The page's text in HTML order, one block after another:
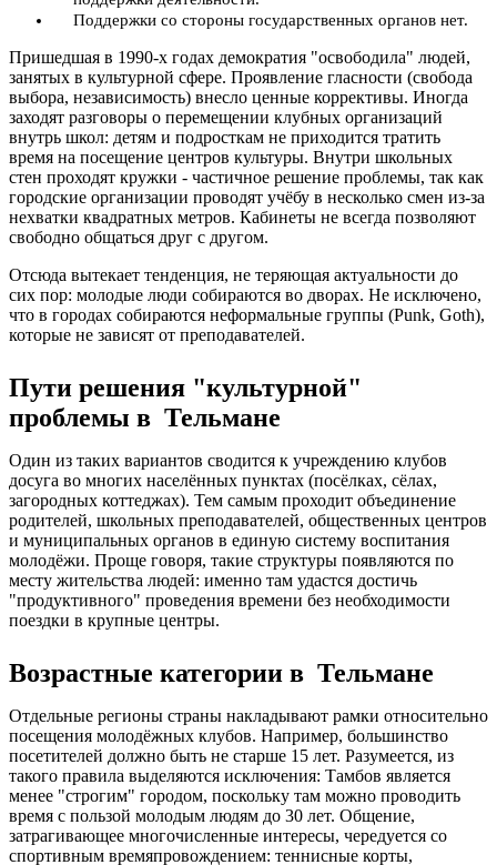
Поддержки со стороны государственных органов нет.
Пришедшая в 1990-х годах демократия "освободила" людей,
занятых в культурной сфере. Проявление гласности (свобода
выбора, независимость) внесло ценные коррективы. Иногда
заходят разговоры о перемещении клубных организаций
внутрь школ: детям и подросткам не приходится тратить
время на посещение центров культуры. Внутри школьных
стен проходят кружки - частичное решение проблемы, так как
городские организации проводят учёбу в несколько смен из-за
нехватки квадратных метров. Кабинеты не всегда позволяют
свободно общаться друг с другом.
Отсюда вытекает тенденция, не теряющая актуальности до
сих пор: молодые люди собираются во дворах. Не исключено,
что в городах собираются неформальные группы (Punk, Goth),
которые не зависят от преподавателей.
Пути решения "культурной"
проблемы в Тельмане
Один из таких вариантов сводится к учреждению клубов
досуга во многих населённых пунктах (посёлках, сёлах,
загородных коттеджах). Тем самым проходит объединение
родителей, школьных преподавателей, общественных центров
и муниципальных органов в единую систему воспитания
молодёжи. Проще говоря, такие структуры появляются по
месту жительства людей: именно там удастся достичь
"продуктивного" проведения времени без необходимости
поездки в крупные центры.
Возрастные категории в Тельмане
Отдельные регионы страны накладывают рамки относительно
посещения молодёжных клубов. Например, большинство
посетителей должно быть не старше 15 лет. Разумеется, из
такого правила выделяются исключения: Тамбов является
менее "строгим" городом, поскольку там можно проводить
время с пользой молодым людям до 30 лет. Общение,
затрагивающее многочисленные интересы, чередуется со
спортивным времяпровождением: теннисные корты,